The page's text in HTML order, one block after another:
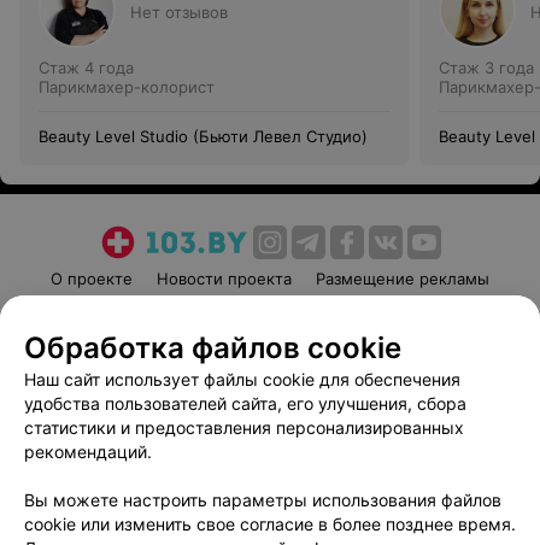
Нет отзывов
Стаж 4 года
Парикмахер-колорист
Beauty Level Studio (Бьюти Левел Студио)
Стаж 3 года
Beauty
О проекте Новости проекта
Размещение рекламы
Пользовательское соглашение
Способы оплаты
Вакансии
Партнеры
Написать руководителю 103.by
Обработка персональных данных
Обработка файлов cookie
Наш сайт использует файлы cookie для обеспечения
удобства пользователей сайта, его улучшения, сбора
статистики и предоставления персонализированных
рекомендаций.
Вы можете настроить параметры использования файлов
cookie или изменить свое согласие в более позднее время.